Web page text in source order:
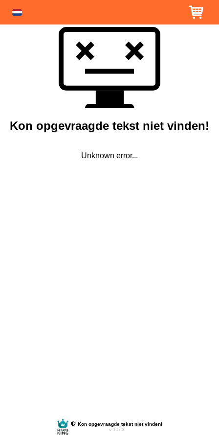
Kon opgevraagde tekst niet vinden!
Unknown error...
Kon opgevraagde tekst niet vinden!
v.1.5.3